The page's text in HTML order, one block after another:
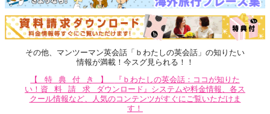
その他、マンツーマン英会話「ｂわたしの英会話」の知りたい
情報が満載！今スグ見られる！！
【特典付き】
『ｂわたしの英会話：ココが知りた
い！ 資料請求 ダウンロード』システムや料金情報、各ス
クール情報など、人気のコンテンツがすぐにご覧いただけま
す！